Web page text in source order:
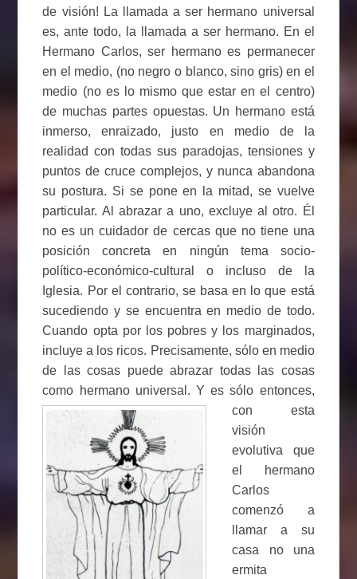
de visión! La llamada a ser hermano universal
es, ante todo, la llamada a ser hermano. En el
Hermano Carlos, ser hermano es permanecer
en el medio, (no negro o blanco, sino gris) en el
medio (no es lo mismo que estar en el centro)
de muchas partes opuestas. Un hermano está
inmerso, enraizado, justo en medio de la
realidad con todas sus paradojas, tensiones y
puntos de cruce complejos, y nunca abandona
su postura. Si se pone en la mitad, se vuelve
particular. Al abrazar a uno, excluye al otro. Él
no es un cuidador de cercas que no tiene una
posición concreta en ningún tema socio-
político-económico-cultural o incluso de la
Iglesia. Por el contrario, se basa en lo que está
sucediendo y se encuentra en medio de todo.
Cuando opta por los pobres y los marginados,
incluye a los ricos. Precisamente, sólo en medio
de las cosas puede abrazar todas las cosas
como hermano universal. Y es sólo entonces,
con esta
visión
evolutiva que
el hermano
Carlos
comenzó a
llamar a su
casa no una
ermita